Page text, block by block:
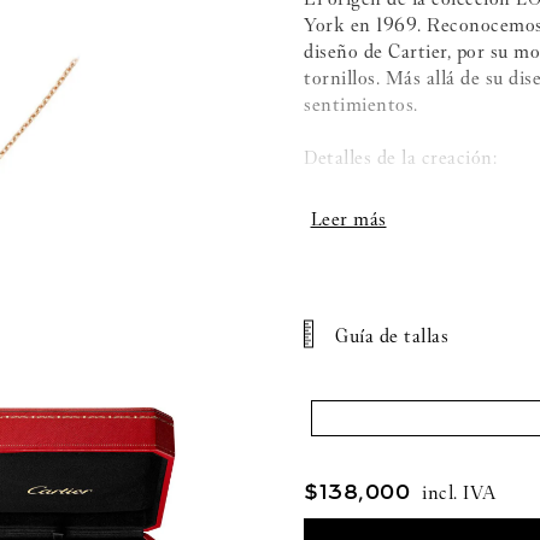
York en 1969.
diseño de Cartier, por su
tornillos. Más allá de su
sentimientos.
Detalles de la creación:
- Oro rosa 750/1000
- Largo de la cadena
Guía de tallas
$138,000